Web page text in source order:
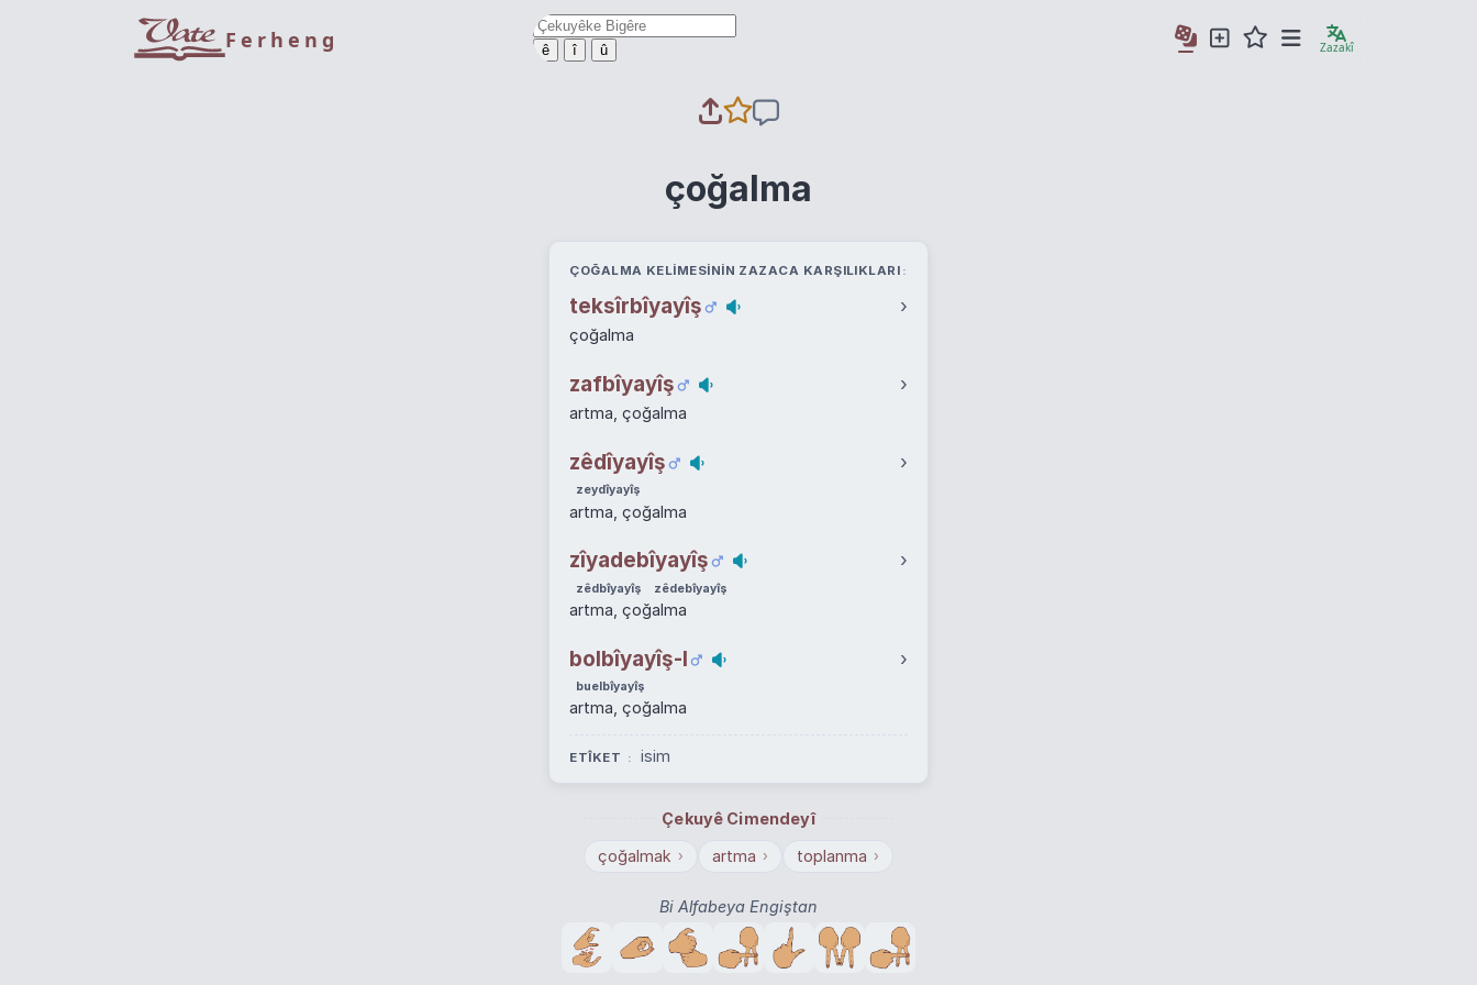
Ferheng ê î û Zazakî
çoğalma
ÇOĞALMA KELIMESININ ZAZACA KARŞILIKLARI
teksîrbîyayîş ›
çoğalma
zafbîyayîş ›
artma, çoğalma
zêdîyayîş ›
zeydîyayîş
artma, çoğalma
zîyadebîyayîş ›
zêdbîyayîş zêdebîyayîş
artma, çoğalma
bolbîyayîş-I ›
buelbîyayîş
artma, çoğalma
ETÎKET isim
Çekuyê Cimendeyî
çoğalmak › artma › toplanma ›
Bi Alfabeya Engiştan